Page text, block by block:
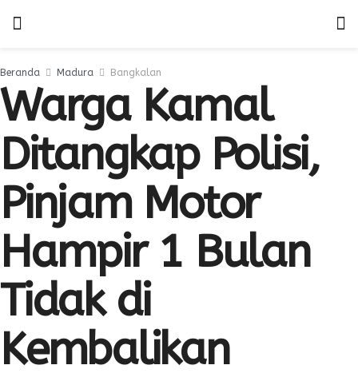
Beranda Madura Bangkalan
Warga Kamal
Ditangkap Polisi,
Pinjam Motor
Hampir 1 Bulan
Tidak di
Kembalikan